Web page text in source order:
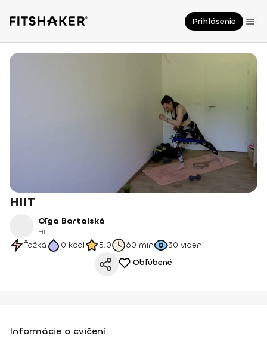
Prihlásenie
HIIT
Oľga Bartalská
HIIT
Ťažká 0 kcal 5.0 60 min 30 videní
Obľúbené
Informácie o cvičení